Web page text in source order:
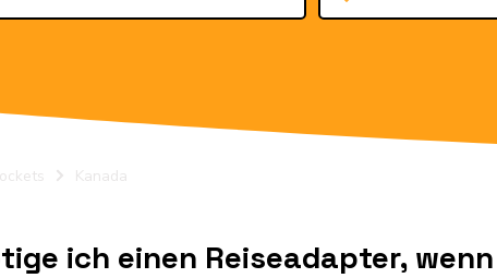
Kanada
ich einen Reiseadapter,